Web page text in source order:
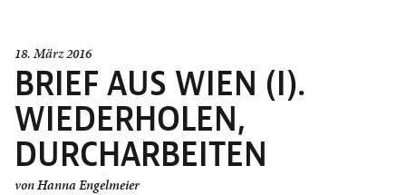
18. März 2016
BRIEF AUS WIEN (I).
WIEDERHOLEN,
DURCHARBEITEN
vonHanna Engelmeier